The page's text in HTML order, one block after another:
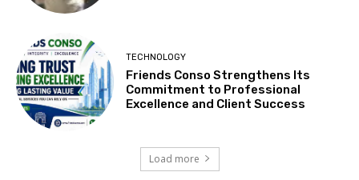
TECHNOLOGY
Friends Conso Strengthens Its
Commitment to Professional
Excellence and Client Success
Load more